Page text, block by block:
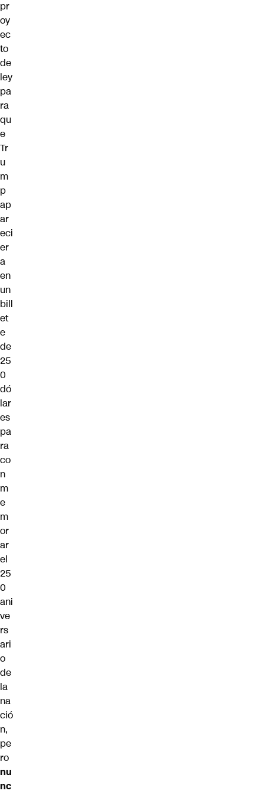
pr
oy
ec
to
de
ley
pa
ra
qu
e
Tr
u
m
p
ap
ar
eci
er
a
en
un
bill
et
e
de
25
0
dó
lar
es
pa
ra
co
n
m
e
m
or
ar
el
25
0
ani
ve
rs
ari
o
de
la
na
ció
n,
pe
ro
nu
nc